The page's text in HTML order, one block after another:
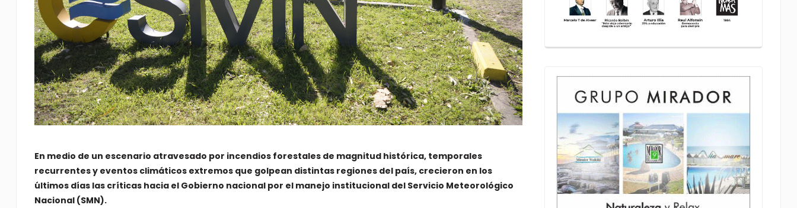
En medio de un escenario atravesado por incendios forestales de magnitud histórica, temporales
recurrentes y eventos climáticos extremos que golpean distintas regiones del país, crecieron en los
últimos días las críticas hacia el Gobierno nacional por el manejo institucional del Servicio Meteorológico
Nacional (SMN).